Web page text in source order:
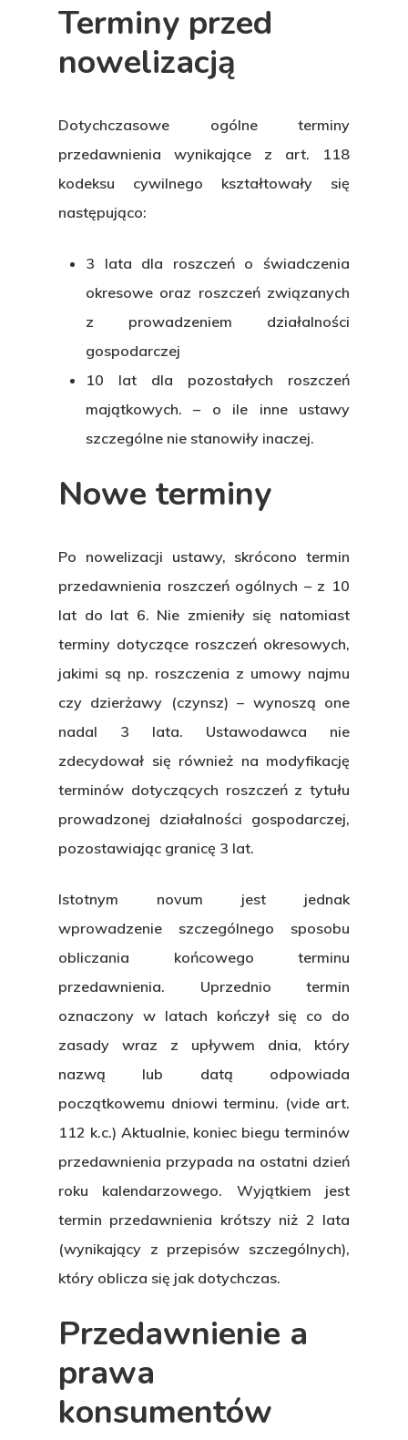
Terminy przed
nowelizacją
Dotychczasowe ogólne terminy
przedawnienia wynikające z art. 118
kodeksu cywilnego kształtowały się
następująco:
3 lata dla roszczeń o świadczenia
okresowe oraz roszczeń związanych
z prowadzeniem działalności
gospodarczej
10 lat dla pozostałych roszczeń
majątkowych. – o ile inne ustawy
szczególne nie stanowiły inaczej.
Nowe terminy
Po nowelizacji ustawy, skrócono termin
przedawnienia roszczeń ogólnych – z 10
lat do lat 6. Nie zmieniły się natomiast
terminy dotyczące roszczeń okresowych,
jakimi są np. roszczenia z umowy najmu
czy dzierżawy (czynsz) – wynoszą one
nadal 3 lata. Ustawodawca nie
zdecydował się również na modyfikację
terminów dotyczących roszczeń z tytułu
prowadzonej działalności gospodarczej,
pozostawiając granicę 3 lat.
Istotnym novum jest jednak
wprowadzenie szczególnego sposobu
obliczania końcowego terminu
przedawnienia. Uprzednio termin
oznaczony w latach kończył się co do
zasady wraz z upływem dnia, który
nazwą lub datą odpowiada
początkowemu dniowi terminu. (vide art.
112 k.c.) Aktualnie, koniec biegu terminów
przedawnienia przypada na ostatni dzień
roku kalendarzowego. Wyjątkiem jest
termin przedawnienia krótszy niż 2 lata
(wynikający z przepisów szczególnych),
który oblicza się jak dotychczas.
Przedawnienie a
prawa
konsumentów